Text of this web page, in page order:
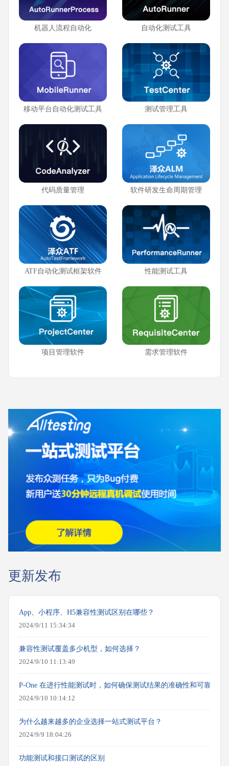
机器人流程自动化 自动化测试工具
移动平台自动化测试工具 测试管理工具
代码质量管理 软件研发生命周期管理
ATF自动化测试框架软件 性能测试工具
项目管理软件 需求管理软件
更新发布
App、小程序、H5兼容性测试区别在哪些？
2024/9/11 15:34:34
兼容性测试覆盖多少机型，如何选择？
2024/9/10 11:13:49
P-One 在进行性能测试时，如何确保测试结果的准确性和可靠性？
2024/9/10 10:14:12
为什么越来越多的企业选择一站式测试平台？
2024/9/9 18:04:26
功能测试和接口测试的区别